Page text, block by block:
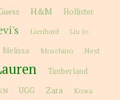
H&M Hollister
Lienhard Liu Jo
Melissa Moschino
Next
Timberland
UGG Zara
Кожа